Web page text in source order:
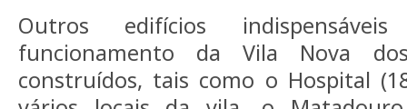
Outros edifícios
funcionamento da Vila Nova
construídos, tais como o Hospital